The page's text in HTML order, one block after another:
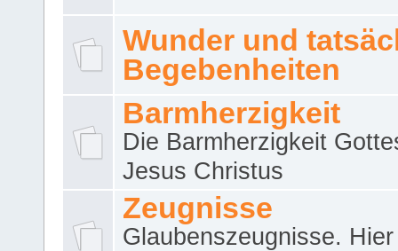
Wunder und
Begebenheiten
Barmherzigkeit
Die Barmherzigkeit
Jesus Christus
Zeugnisse
Glaubenszeugnisse.